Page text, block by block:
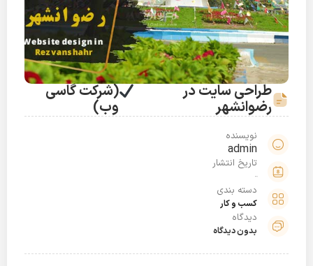
طراحی سایت در
رضوانشهر
(شرکت گاسی
وب)
نویسنده
admin
تاریخ انتشار
دسته بندی
کسب و کار
دیدگاه
بدون دیدگاه